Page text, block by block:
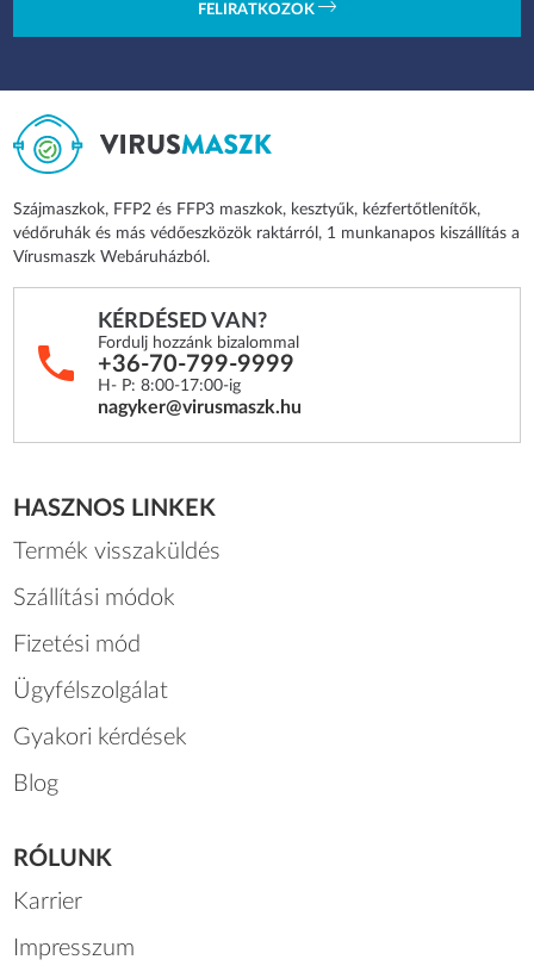
FELIRATKOZOK
Szájmaszkok, FFP2 és FFP3 maszkok, kesztyűk, kézfertőtlenítők,
védőruhák és más védőeszközök raktárról, 1 munkanapos kiszállítás a
Vírusmaszk Webáruházból.
KÉRDÉSED VAN?
Fordulj hozzánk bizalommal
+36-70-799-9999
H- P: 8:00-17:00-ig
nagyker@virusmaszk.hu
HASZNOS LINKEK
Termék visszaküldés
Szállítási módok
Fizetési mód
Ügyfélszolgálat
Gyakori kérdések
Blog
RÓLUNK
Karrier
Impresszum